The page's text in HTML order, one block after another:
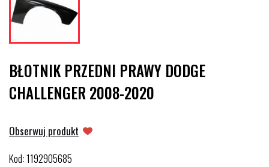
BŁOTNIK PRZEDNI PRAWY DODGE
CHALLENGER 2008-2020
Obserwuj produkt
Kod:1192905685